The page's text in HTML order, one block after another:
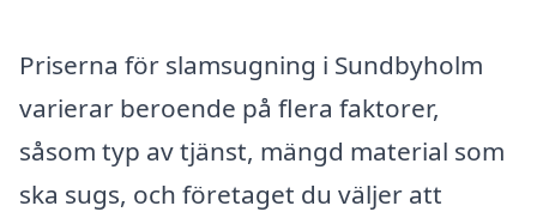
Priserna för slamsugning i Sundbyholm
varierar beroende på flera faktorer,
såsom typ av tjänst, mängd material som
ska sugs, och företaget du väljer att